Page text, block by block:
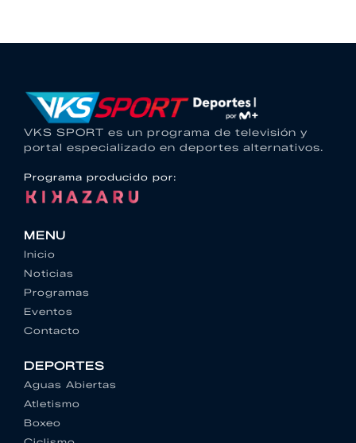
VKS SPORT es un programa de televisión y
portal especializado en deportes alternativos.
Programa producido por:
MENU
Inicio
Noticias
Programas
Eventos
Contacto
DEPORTES
Aguas Abiertas
Atletismo
Boxeo